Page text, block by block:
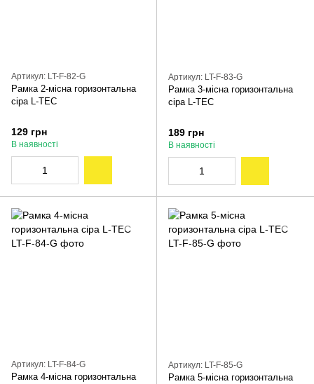
Артикул: LT-F-82-G
Рамка 2-місна горизонтальна
сіра L-TEC
129 грн
В наявності
Артикул: LT-F-83-G
Рамка 3-місна горизонтальна
сіра L-TEC
189 грн
В наявності
Артикул: LT-F-84-G
Рамка 4-місна горизонтальна
Артикул: LT-F-85-G
Рамка 5-місна горизонтальна